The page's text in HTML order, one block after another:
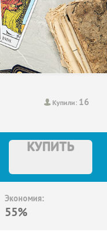
Купили: 16
КУПИТЬ
Экономия:
55%